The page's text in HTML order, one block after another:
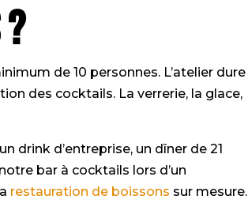
de 10 personnes. L’atelier dure
des cocktails. La verrerie, la glace,
drink d’entreprise, un dîner de 21
bar à cocktails lors d’un
restauration de boissons sur mesure.